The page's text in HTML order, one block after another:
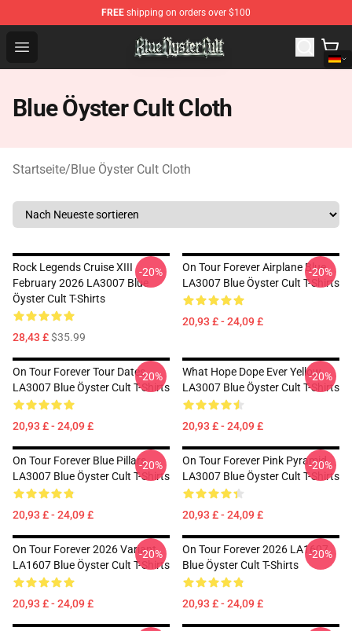
FREE shipping on orders over $100
Open menu
Blue Öyster Cult Store - Official Blue Öyster Cult
Blue Öyster Cult Cloth
Startseite/Blue Öyster Cult Cloth
Rock Legends Cruise XIII
February 2026 LA3007 Blue
Öyster Cult T-Shirts
28,43 £$35.99
-20%
On Tour Forever Airplane Blue
LA3007 Blue Öyster Cult T-Shirts
20,93 £ - 24,09 £
-20%
On Tour Forever Tour Dates
LA3007 Blue Öyster Cult T-Shirts
20,93 £ - 24,09 £
-20%
What Hope Dope Ever Yellow
LA3007 Blue Öyster Cult T-Shirts
20,93 £ - 24,09 £
-20%
On Tour Forever Blue Pillars
LA3007 Blue Öyster Cult T-Shirts
20,93 £ - 24,09 £
-20%
On Tour Forever Pink Pyramid
LA3007 Blue Öyster Cult T-Shirts
20,93 £ - 24,09 £
-20%
On Tour Forever 2026 Variant
LA1607 Blue Öyster Cult T-Shirts
20,93 £ - 24,09 £
-20%
On Tour Forever 2026 LA1607
Blue Öyster Cult T-Shirts
20,93 £ - 24,09 £
-20%